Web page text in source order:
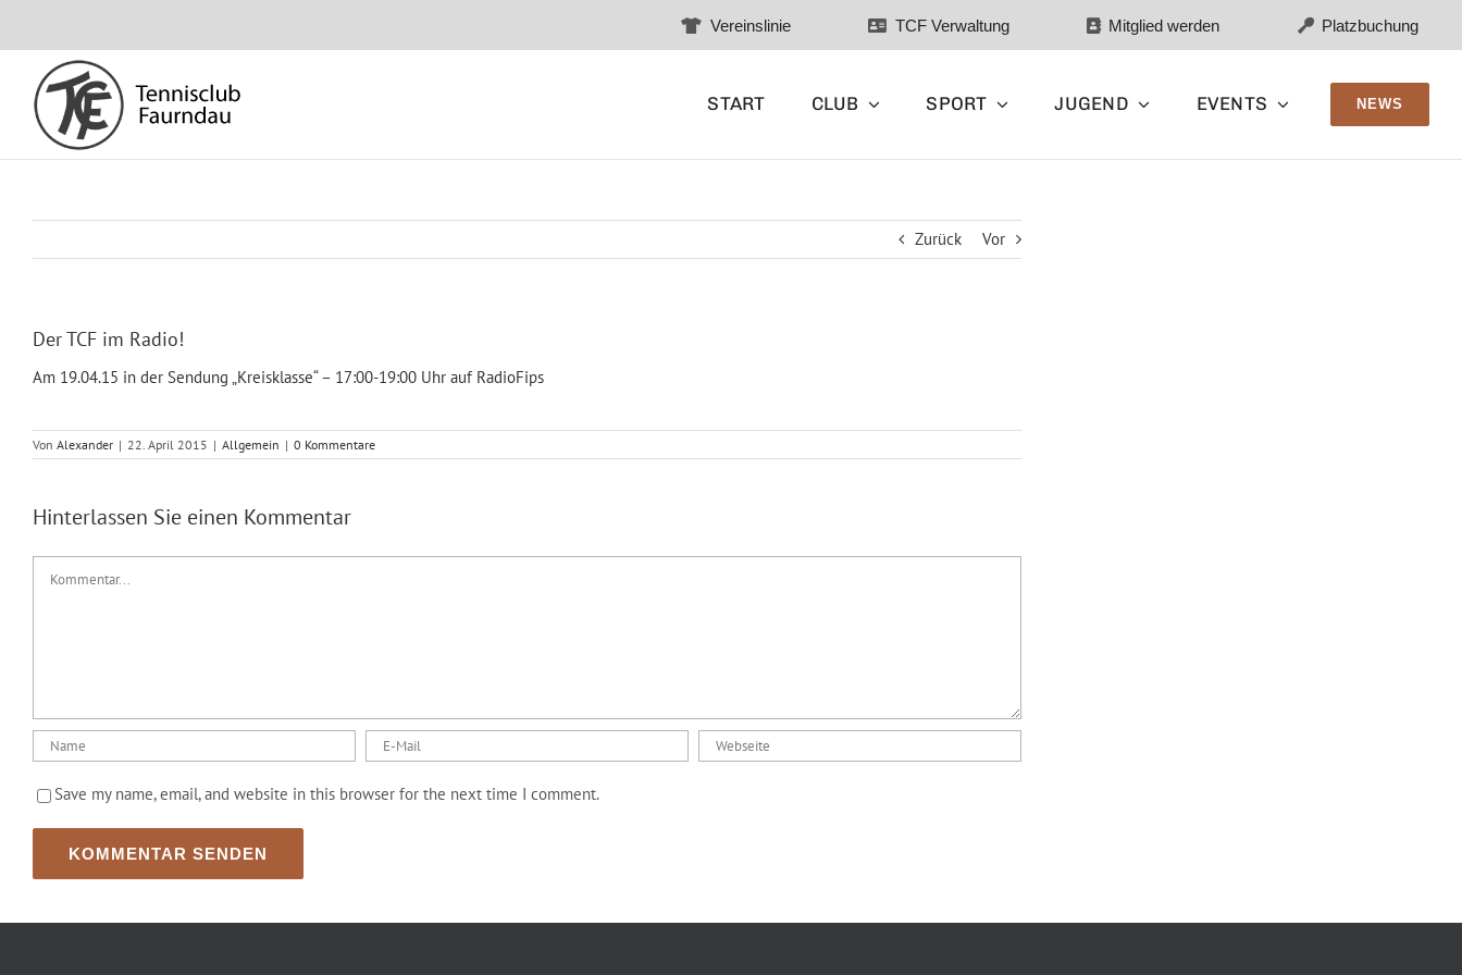
content
Vereinslinie TCF Verwaltung Mitglied werden Platzbuchung
START CLUB SPORT JUGEND EVENTS NEWS
Zurück Vor
Der TCF im Radio!
Am 19.04.15 in der Sendung „Kreisklasse“ – 17:00-19:00 Uhr auf RadioFips
Von Alexander | 22. April 2015 | Allgemein | 0 Kommentare
Hinterlassen Sie einen Kommentar
Save my name, email, and website in this browser for the next time I comment.